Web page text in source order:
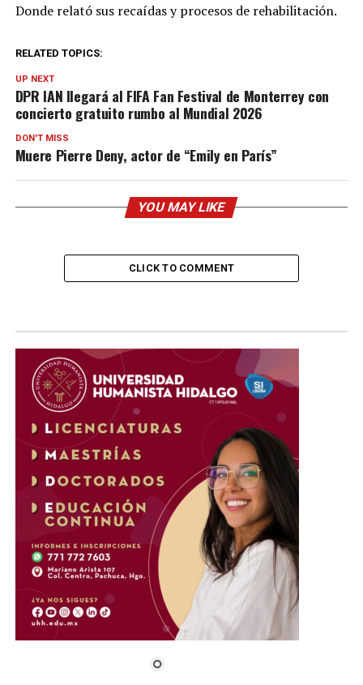
Donde relató sus recaídas y procesos de rehabilitación.
RELATED TOPICS:
UP NEXT
DPR IAN llegará al FIFA Fan Festival de Monterrey con
concierto gratuito rumbo al Mundial 2026
DON'T MISS
Muere Pierre Deny, actor de “Emily en París”
YOU MAY LIKE
CLICK TO COMMENT